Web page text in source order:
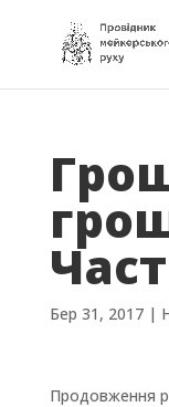
Бер 31, 2017|
Продовження